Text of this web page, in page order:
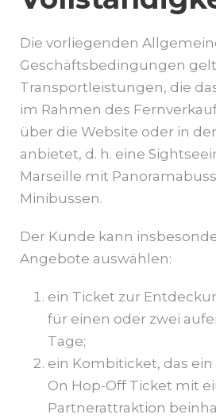
Die vorliegenden
Geschäftsbedingungen
Transportleistungen, die
im Rahmen des
über die Website oder in
anbietet, d. h. eine
Marseille mit
Minibussen.
Der Kunde kann
Angebote auswählen:
ein Ticket zur
für einen oder zwei
Tage;
ein Kombiticket, das
On Hop-Off Ticket mit
Partnerattraktion